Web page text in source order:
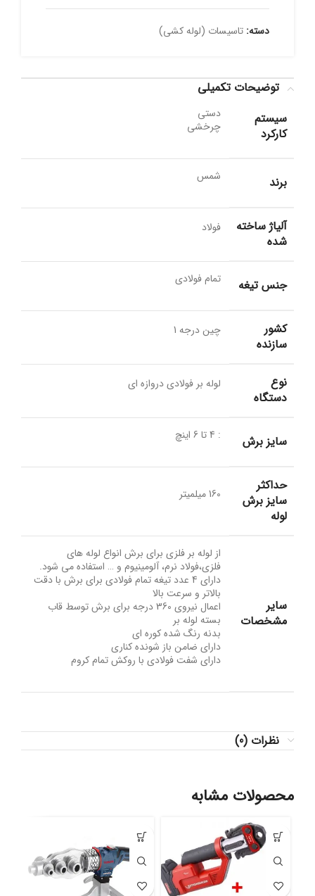
دسته: تاسیسات (لوله کشی)
توضیحات تکمیلی
سیستم
کارکرد
دستی
چرخشی
برند شمس
آلیاژ ساخته
شده
فولاد
جنس تیغه تمام فولادی
کشور
سازنده
چین درجه 1
نوع
دستگاه
لوله بر فولادی دروازه ای
سایز برش : 4 تا 6 اینچ
حداکثر
سایز برش
لوله
160 میلمیتر
سایر
مشخصات
از لوله بر فلزی برای برش انواع لوله های
فلزی،فولاد نرم، آلومینیوم و … استفاده می شود.
دارای 4 عدد تیغه تمام فولادی برای برش با دقت
بالاتر و سرعت بالا
اعمال نیروی 360 درجه برای برش توسط قاب
بسته لوله بر
بدنه رنگ شده کوره ای
دارای ضامن باز شونده کناری
دارای شفت فولادی با روکش تمام کروم
نظرات (0)
محصولات مشابه